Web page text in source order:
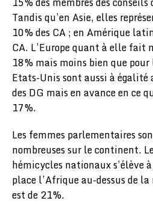
Tandis qu’en Asie, elles
10% des CA ; en Amérique
CA. L’Europe quant à elle fait
18% mais moins bien que
Etats-Unis sont aussi à égalité
des DG mais en avance en ce
17%.
Les femmes parlementaires
nombreuses sur le continent.
hémicycles nationaux s’élève
place l’Afrique au-dessus de
est de 21%.